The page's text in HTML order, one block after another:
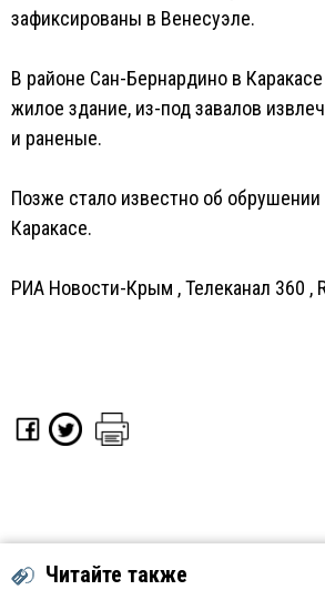
зафиксированы в Венесуэле.
В районе Сан-Бернардино в
жилое здание, из-под завалов
и раненые.
Позже стало известно об обрушении
Каракасе.
РИА Новости-Крым ,Телеканал 360 ,
Читайте также